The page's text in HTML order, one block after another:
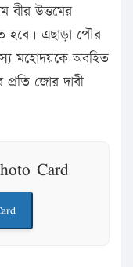
উত্তমের
হবে। এছাড়া পৌর
মহোদয়কে অবহিত
প্রতি জোর দাবী
Card